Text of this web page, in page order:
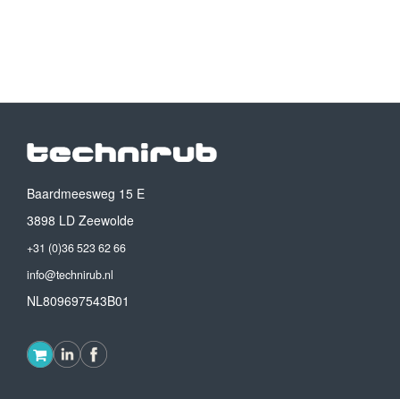
Baardmeesweg 15 E
3898 LD Zeewolde
+31 (0)36 523 62 66
info@technirub.nl
NL809697543B01